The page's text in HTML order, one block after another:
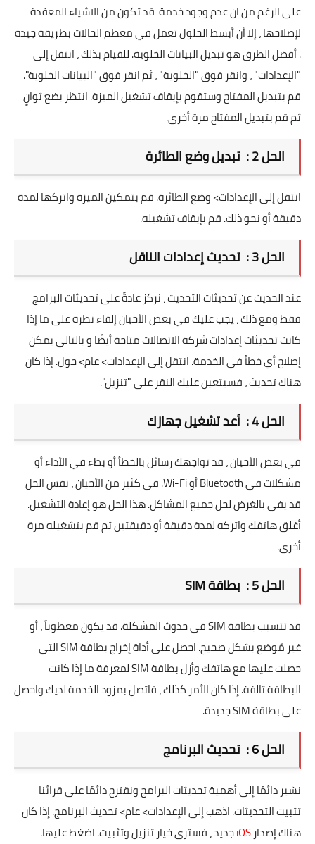
على الرغم من ان عدم وجود خدمة قد تكون من الاشياء المعقدة
لإصلاحها ، إلا أن أبسط الحلول تعمل في معظم الحالات بطريقة جيدة
. أفضل الطرق هو تبديل البيانات الخلوية. للقيام بذلك ، انتقل إلى
"الإعدادات" ، وانقر فوق "الخلوية" ، ثم انقر فوق "البيانات الخلوية".
قم بتبديل المفتاح وستقوم بإيقاف تشغيل الميزة. انتظر بضع ثوانٍ
ثم قم بتبديل المفتاح مرة أخرى.
الحل 2 : تبديل وضع الطائرة
انتقل إلى الإعدادات> وضع الطائرة. قم بتمكين الميزة واتركها لمدة
دقيقة أو نحو ذلك. قم بإيقاف تشغيله.
الحل 3 : تحديث إعدادات الناقل
عند الحديث عن تحديثات التحديث ، نركز عادةً على تحديثات البرامج
فقط ومع ذلك ، يجب عليك في بعض الأحيان إلقاء نظرة على ما إذا
كانت تحديثات إعدادات شركة الاتصالات متاحة أيضًا و بالتالي يمكن
إصلاح أي خطأ في الخدمة. انتقل إلى الإعدادات> عام> حول. إذا كان
هناك تحديث ، فسيتعين عليك النقر على "تنزيل".
الحل 4 : أعد تشغيل جهازك
في بعض الأحيان ، قد تواجهك رسائل بالخطأ أو بطء في الأداء أو
مشكلات في Bluetooth أو Wi-Fi. في كثير من الأحيان ، نفس الحل
قد يفي بالغرض لحل جميع المشاكل. هذا الحل هو إعادة التشغيل.
أغلق هاتفك واتركه لمدة دقيقة أو دقيقتين ثم قم بتشغيله مرة
أخرى.
الحل 5 : بطاقة SIM
قد تتسبب بطاقة SIM في حدوث المشكلة. قد يكون معطوباً ، أو
غير مُوضع بشكل صحيح. احصل على أداة إخراج بطاقة SIM التي
حصلت عليها مع هاتفك وأزل بطاقة SIM لمعرفة ما إذا كانت
البطاقة تالفة. إذا كان الأمر كذلك ، فاتصل بمزود الخدمة لديك واحصل
على بطاقة SIM جديدة.
الحل 6 : تحديث البرنامج
نشير دائمًا إلى أهمية تحديثات البرامج ونقترح دائمًا على قرائنا
تثبيت التحديثات. اذهب إلى الإعدادات> عام> تحديث البرنامج. إذا كان
هناك إصدار iOSجديد ، فسترى خيار تنزيل وتثبيت. اضغط عليها.